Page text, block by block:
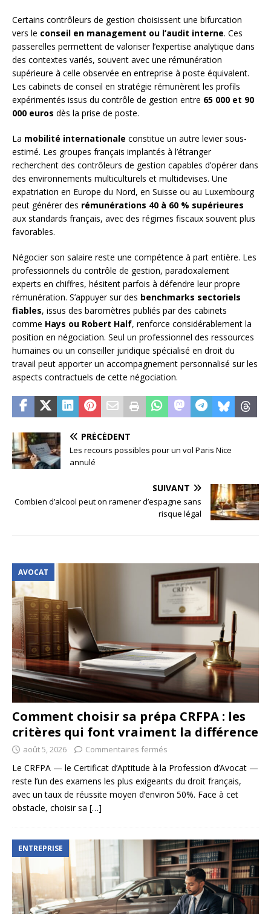
Certains contrôleurs de gestion choisissent une bifurcation
vers le conseil en management ou l’audit interne. Ces
passerelles permettent de valoriser l’expertise analytique dans
des contextes variés, souvent avec une rémunération
supérieure à celle observée en entreprise à poste équivalent.
Les cabinets de conseil en stratégie rémunèrent les profils
expérimentés issus du contrôle de gestion entre 65 000 et 90
000 euros dès la prise de poste.
La mobilité internationale constitue un autre levier sous-
estimé. Les groupes français implantés à l’étranger
recherchent des contrôleurs de gestion capables d’opérer dans
des environnements multiculturels et multidevises. Une
expatriation en Europe du Nord, en Suisse ou au Luxembourg
peut générer des rémunérations 40 à 60 % supérieures
aux standards français, avec des régimes fiscaux souvent plus
favorables.
Négocier son salaire reste une compétence à part entière. Les
professionnels du contrôle de gestion, paradoxalement
experts en chiffres, hésitent parfois à défendre leur propre
rémunération. S’appuyer sur des benchmarks sectoriels
fiables, issus des baromètres publiés par des cabinets
comme Hays ou Robert Half, renforce considérablement la
position en négociation. Seul un professionnel des ressources
humaines ou un conseiller juridique spécialisé en droit du
travail peut apporter un accompagnement personnalisé sur les
aspects contractuels de cette négociation.
PRÉCÉDENT
Les recours possibles pour un vol Paris Nice
annulé
SUIVANT
Combien d’alcool peut on ramener d’espagne sans
risque légal
AVOCAT
Comment choisir sa prépa CRFPA : les
critères qui font vraiment la différence
août 5, 2026 Commentaires fermés
Le CRFPA — le Certificat d’Aptitude à la Profession d’Avocat —
reste l’un des examens les plus exigeants du droit français,
avec un taux de réussite moyen d’environ 50%. Face à cet
obstacle, choisir sa […]
ENTREPRISE